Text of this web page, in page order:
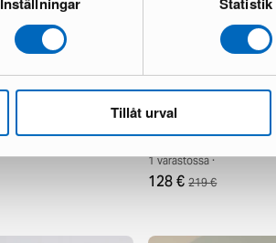
Tillåt urval
1 varastossa ·
128 € 219 €